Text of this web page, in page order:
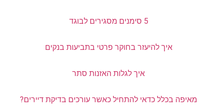
5 סימנים מסגירים לבוגד
איך להיעזר בחוקר פרטי בתביעות בנקים
איך לגלות האזנות סתר
מאיפה בכלל כדאי להתחיל כאשר עורכים בדיקת דיירים?